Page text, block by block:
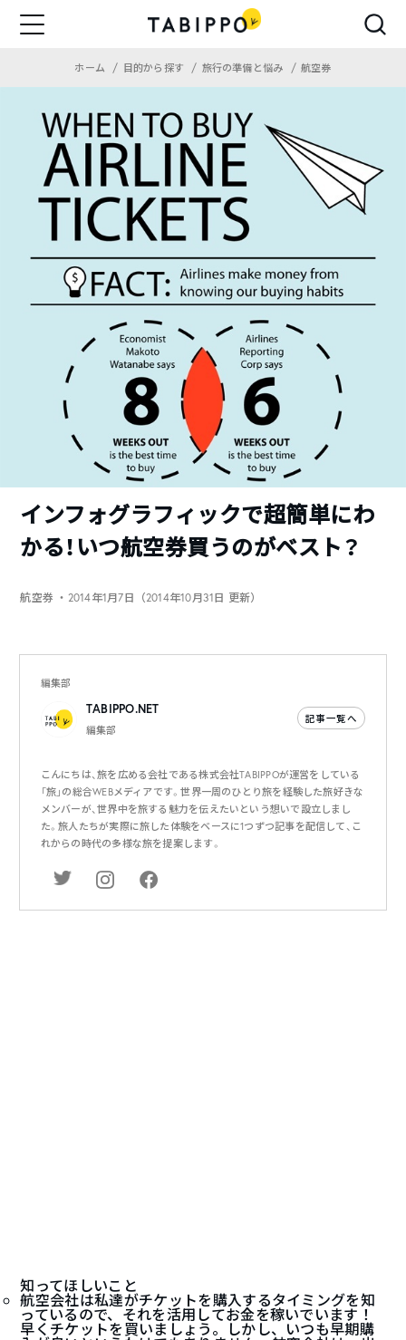
ホーム 目的から探す 旅行の準備と悩み 航空券
インフォグラフィックで超簡単にわ
かる！いつ航空券買うのがベスト？
航空券 ・2014年1月7日（2014年10月31日 更新）
編集部
TABIPPO.NET
編集部
記事一覧へ
こんにちは、旅を広める会社である株式会社TABIPPOが運営をしている
「旅」の総合WEBメディアです。世界一周のひとり旅を経験した旅好きな
メンバーが、世界中を旅する魅力を伝えたいという想いで設立しまし
た。旅人たちが実際に旅した体験をベースに1つずつ記事を配信して、こ
れからの時代の多様な旅を提案します。
知ってほしいこと
航空会社は私達がチケットを購入するタイミングを知
っているので、それを活用してお金を稼いでいます！
早くチケットを買いましょう。しかし、いつも早期購